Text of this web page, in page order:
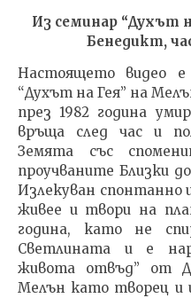
Из семинар “Духът
Бенедикт,
Настоящето видео
“Духът на Гея” на
през 1982 година
връща след час и
Земята със
проучваните Близки
Излекуван спонтанно
живее и твори на
година, като не
Светлината и е
живота отвъд” от
Мелън като творец и